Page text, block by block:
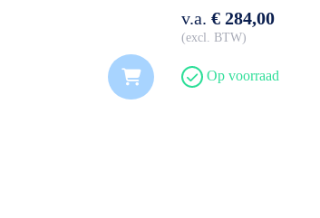
v.a. € 284,00
excl. BTW
Op voorraad